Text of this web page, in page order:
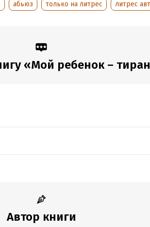
Время на чтение: 2 ч.
абьюз только на литрес литрес
«Мой ребенок –
Автор книги